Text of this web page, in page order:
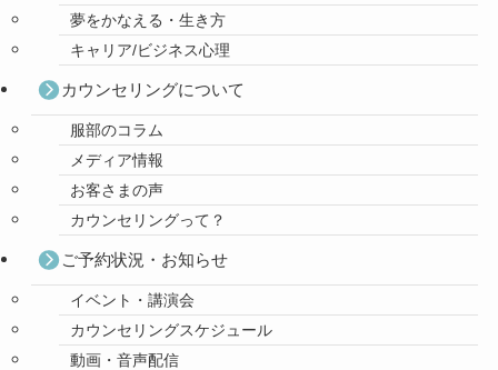
夢をかなえる・生き方
キャリア/ビジネス心理
カウンセリングについて
服部のコラム
メディア情報
お客さまの声
カウンセリングって？
ご予約状況・お知らせ
イベント・講演会
カウンセリングスケジュール
動画・音声配信